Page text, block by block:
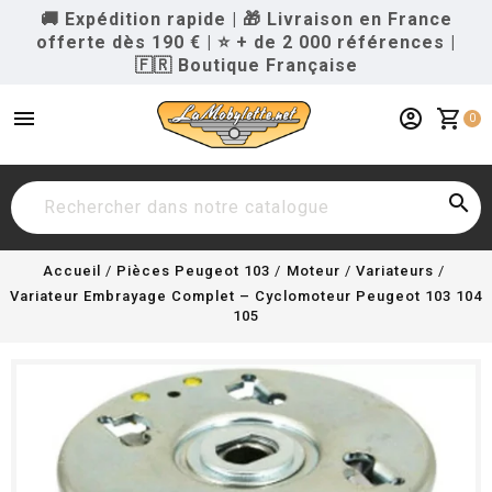
🚚 Expédition rapide | 🎁 Livraison en France
offerte dès 190 € | ⭐ + de 2 000 références |
🇫🇷 Boutique Française
menu shopping_cart 0
account_circle

Accueil Pièces Peugeot 103 Moteur
Variateurs
Variateur Embrayage Complet – Cyclomoteur Peugeot 103 104
105